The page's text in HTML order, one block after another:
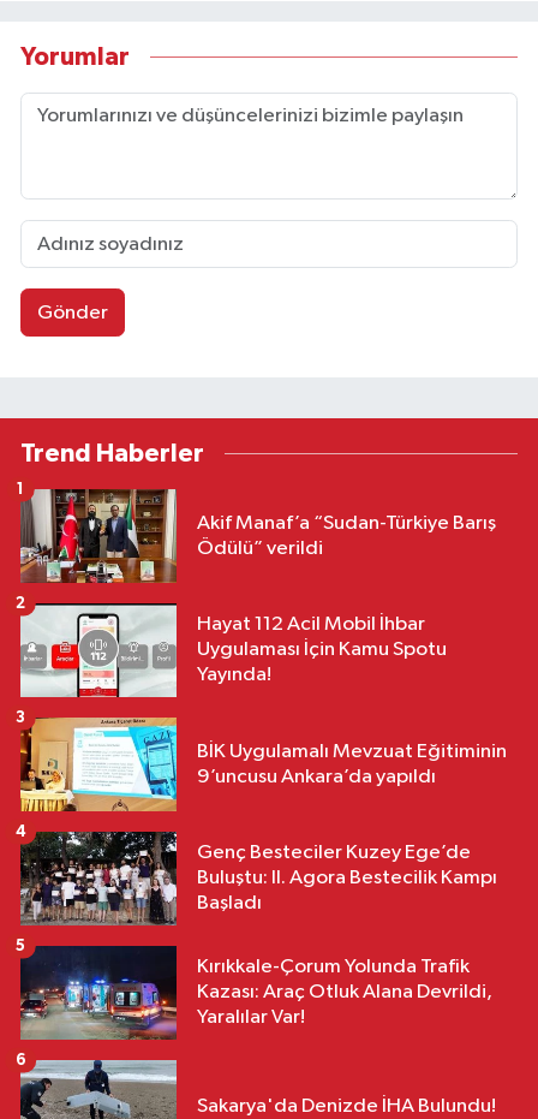
Yorumlar
Gönder
Trend Haberler
Akif Manaf’a “Sudan-Türkiye Barış
Ödülü” verildi
1
Hayat 112 Acil Mobil İhbar
Uygulaması İçin Kamu Spotu
Yayında!
2
BİK Uygulamalı Mevzuat Eğitiminin
9’uncusu Ankara’da yapıldı
3
Genç Besteciler Kuzey Ege’de
Buluştu: II. Agora Bestecilik Kampı
Başladı
4
Kırıkkale-Çorum Yolunda Trafik
Kazası: Araç Otluk Alana Devrildi,
Yaralılar Var!
5
Sakarya'da Denizde İHA Bulundu!
6